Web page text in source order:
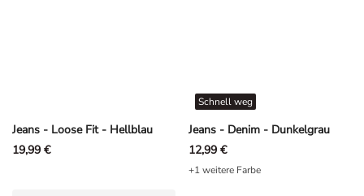
Jeans - Loose Fit - Hellblau
19,99 €
Jeans - Denim - Dunkelgrau
Schnell weg
12,99 €
+1 weitere Farbe